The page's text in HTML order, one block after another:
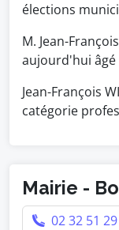
élections
M. Jean-
aujourd'hui âgé
Jean-François
catégorie
Mairie -
02 32 51